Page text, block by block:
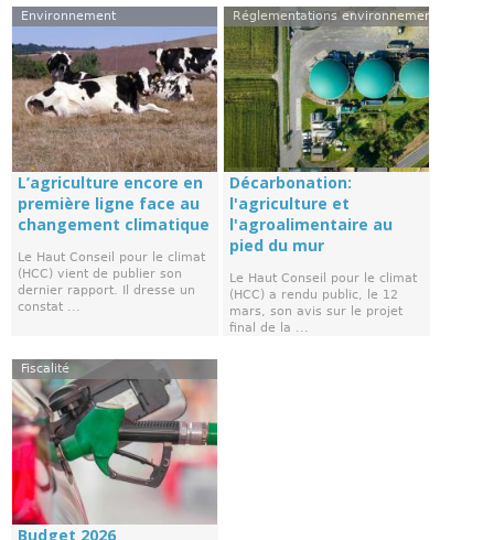
Environnement
L’agriculture encore en
première ligne face au
changement climatique
Le Haut Conseil pour le climat
(HCC) vient de publier son
dernier rapport. Il dresse un
constat ...
Réglementations environnementales
Décarbonation:
l'agriculture et
l'agroalimentaire au
pied du mur
Le Haut Conseil pour le climat
(HCC) a rendu public, le 12
mars, son avis sur le projet
final de la ...
Fiscalité
Budget 2026